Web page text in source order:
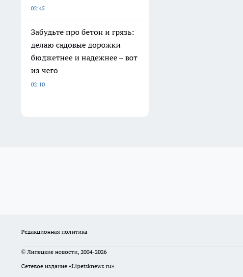
02:45
Забудьте про бетон и грязь:
делаю садовые дорожки
бюджетнее и надежнее – вот
из чего
02:10
Редакционная политика
© Липецкие новости, 2004-2026
Сетевое издание «Lipetsknews.ru»